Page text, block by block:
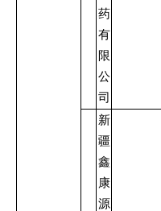
药
有
限
公
司
新
疆
鑫
康
源